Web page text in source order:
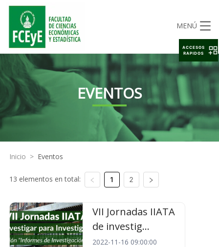
MENÚ
EVENTOS
Inicio > Eventos
13 elementos en total: 1 2
VII Jornadas IIATA
de investig...
2022-11-16 09:00:00
ACCESOS
RAPIDOS